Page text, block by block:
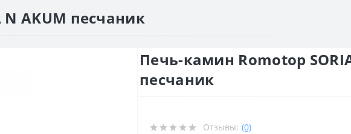
AKUM песчаник
Печь-камин Romotop
песчаник
Отзывы: (0)